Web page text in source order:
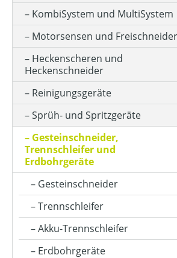
PREIS
KombiSystem und MultiSystem
Motorsensen und Freischneider
Heckenscheren und
Heckenschneider
Reinigungsgeräte
Sprüh- und Spritzgeräte
Gesteinschneider,
Trennschleifer und
Erdbohrgeräte
Gesteinschneider
Trennschleifer
Akku-Trennschleifer
Erdbohrgeräte